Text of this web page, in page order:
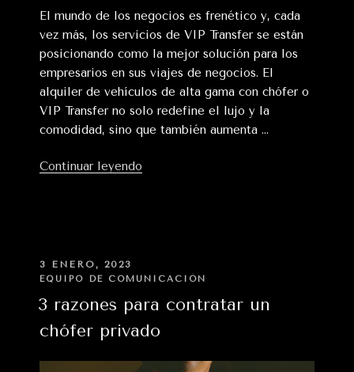
El mundo de los negocios es frenético y, cada
vez más, los servicios de VIP Transfer se están
posicionando como la mejor solución para los
empresarios en sus viajes de negocios. El
alquiler de vehículos de alta gama con chófer o
VIP Transfer no solo redefine el lujo y la
comodidad, sino que también aumenta …
Continuar leyendo
los
viajes
negocios»
PUBLICADO
EN
3 ENERO, 2023
EQUIPO DE COMUNICACIÓN
3 razones para contratar un
chófer privado